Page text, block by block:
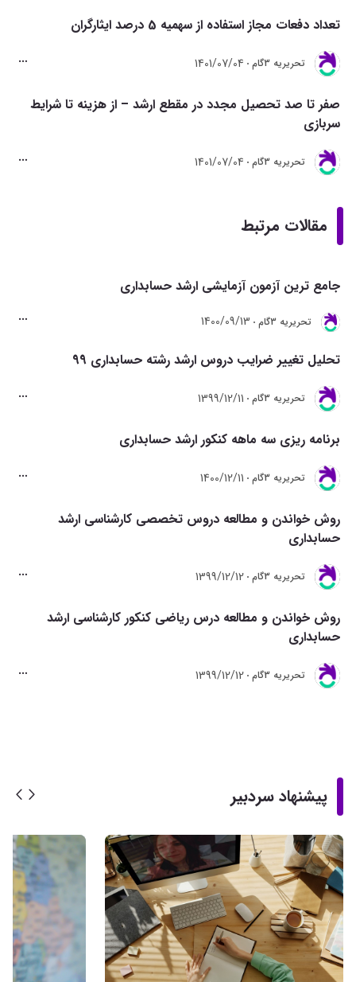
تعداد دفعات مجاز استفاده از سهمیه 5 درصد ایثارگران
تحريريه 3گام 1401/07/04
صفر تا صد تحصیل مجدد در مقطع ارشد – از هزینه تا شرایط
سربازی
تحريريه 3گام 1401/07/04
مقالات مرتبط
جامع ترین آزمون آزمایشی ارشد حسابداری
تحريريه 3گام 1400/09/13
تحلیل تغییر ضرایب دروس ارشد رشته حسابداری 99
تحريريه 3گام 1399/12/11
برنامه ریزی سه ماهه کنکور ارشد حسابداری
تحريريه 3گام 1400/12/11
روش خواندن و مطالعه دروس تخصصی کارشناسی ارشد
حسابداری
تحريريه 3گام 1399/12/12
روش خواندن و مطالعه درس ریاضی کنکور کارشناسی ارشد
حسابداری
تحريريه 3گام 1399/12/12
پیشنهاد سردبیر